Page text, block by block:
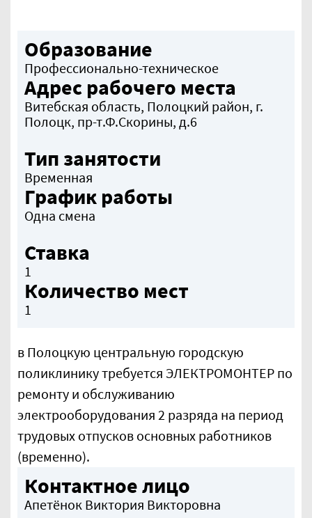
Образование
Профессионально-техническое
Адрес рабочего места
Витебская область, Полоцкий район, г.
Полоцк, пр-т.Ф.Скорины, д.6
Тип занятости
Временная
График работы
Одна смена
Ставка
1
Количество мест
1
в Полоцкую центральную городскую
поликлинику требуется ЭЛЕКТРОМОНТЕР по
ремонту и обслуживанию
электрооборудования 2 разряда на период
трудовых отпусков основных работников
(временно).
Контактное лицо
Апетёнок Виктория Викторовна